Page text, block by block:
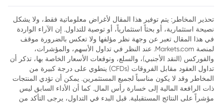
تحذير المخاطر: يتم توفير هذا المقال لأغراض معلوماتية فقط، ولا يشكل
نصيحة استثمارية، أو بحثاً استثمارياً، أو توصية للتداول. إن الآراء الواردة
في هذا المقال تعبر عن وجهة نظر مؤلفها ولا تعكس بالضرورة موقف
لمنصة Markets.com. عند النظر في تداول الأسهم، والمؤشرات،
والفوركس (النقد الأجنبي)، والسلع، وتوقعات الأسعار الخاصة بها، تذكر أن
تداول العقود مقابل الفروقات (CFDs) ينطوي على درجة كبيرة من
المخاطر وقد لا يكون مناسباً لجميع المستثمرين. يمكن أن تؤدي المنتجات
ذات الرافعة المالية إلى خسارة رأس المال. كما أن الأداء السابق ليس
مؤشراً على النتائج المستقبلية. قبل البدء في التداول، يرجى التأكد من